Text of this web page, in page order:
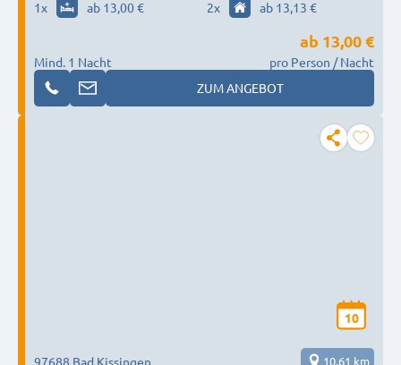
1x ab 13,00 € 2x ab 13,13 €
Mind. 1 Nacht
ab 13,00 €
pro Person / Nacht
ZUM ANGEBOT
10
97688 Bad Kissingen 10,61 km